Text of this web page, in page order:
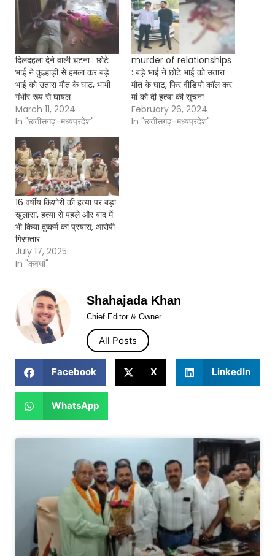
दिलदहला देने वाली घटना : छोटे
भाई ने कुल्हाड़ी से हमला कर बड़े
भाई को उतारा मौत के घाट, भाभी
गंभीर रूप से घायल
March 11, 2024
In "छत्तीसगढ़-मध्यप्रदेश"
murder of relationships
: बड़े भाई ने छोटे भाई को उतारा
मौत के घाट, फिर वीडियो कॉल कर
मां को दी हत्या की सूचना
February 26, 2024
In "छत्तीसगढ़-मध्यप्रदेश"
16 वर्षीय किशोरी की हत्या पर बड़ा
खुलासा, हत्या से पहले और बाद में
भी किया दुष्कर्म का प्रयास, आरोपी
गिरफ्तार
July 17, 2025
In "कवर्धा"
Shahajada Khan
Chief Editor & Owner
All Posts
Facebook X LinkedIn
WhatsApp